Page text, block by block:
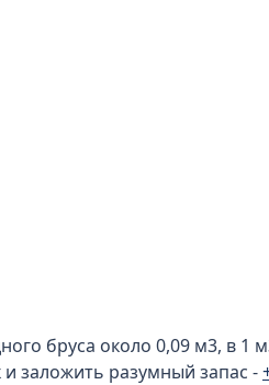
бруса около 0,09 м3, в 1
заложить разумный запас -